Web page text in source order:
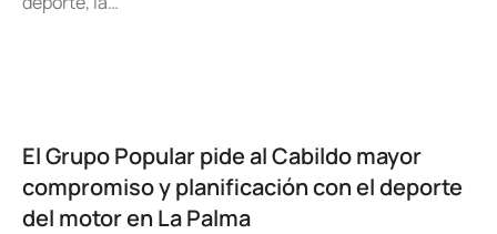
El Grupo Popular pide al Cabildo mayor
compromiso y planificación con el deporte
del motor en La Palma